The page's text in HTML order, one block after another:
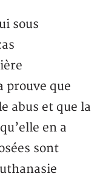
sous
prouve que
abus et que la
en a
sont